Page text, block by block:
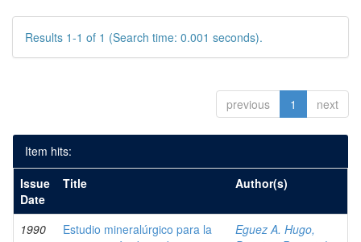
Results 1-1 of 1 (Search time: 0.001 seconds).
previous 1 next
Item hits:
Issue
Date
Title Author(s)
1990
Estudio mineralúrgico para la
Eguez A. Hugo,